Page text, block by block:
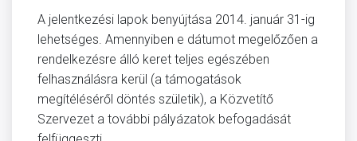
A jelentkezési lapok benyújtása 2014. január 31-ig
lehetséges. Amennyiben e dátumot megelőzően a
rendelkezésre álló keret teljes egészében
felhasználásra kerül (a támogatások
megítéléséről döntés születik), a Közvetítő
Szervezet a további pályázatok befogadását